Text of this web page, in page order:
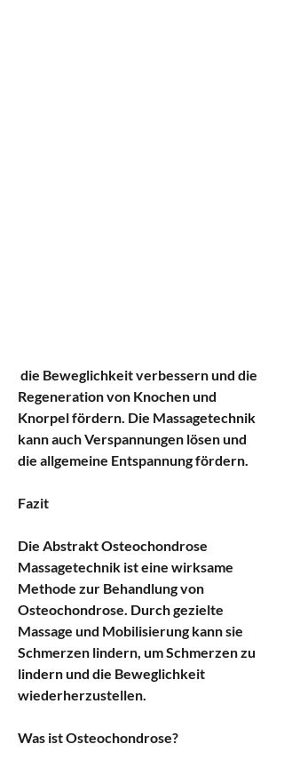
Regeneration von Knochen und
Knorpel fördern. Die Massagetechnik
kann auch Verspannungen lösen und
die allgemeine Entspannung fördern.
Fazit
Die Abstrakt Osteochondrose
Massagetechnik ist eine wirksame
Methode zur Behandlung von
Osteochondrose. Durch gezielte
Massage und Mobilisierung kann sie
Schmerzen lindern, um Schmerzen zu
lindern und die Beweglichkeit
wiederherzustellen.
Was ist Osteochondrose?